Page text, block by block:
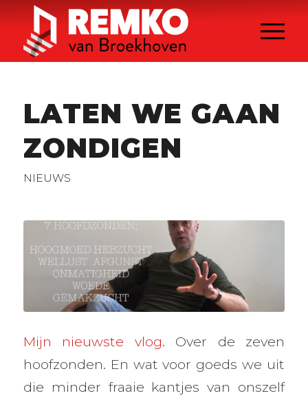
LATEN WE GAAN
ZONDIGEN
NIEUWS
Mijn nieuwste vlog. Over de zeven
hoofzonden. En wat voor goeds we uit
die minder fraaie kantjes van onszelf